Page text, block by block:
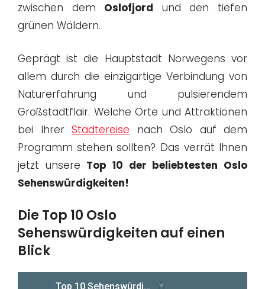
zwischen dem Oslofjord und den tiefen
grünen Wäldern.
Geprägt ist die Hauptstadt Norwegens vor
allem durch die einzigartige Verbindung von
Naturerfahrung und pulsierendem
Großstadtflair. Welche Orte und Attraktionen
bei Ihrer Städtereise nach Oslo auf dem
Programm stehen sollten? Das verrät Ihnen
jetzt unsere Top 10 der beliebtesten Oslo
Sehenswürdigkeiten!
Die Top 10 Oslo
Sehenswürdigkeiten auf einen
Blick